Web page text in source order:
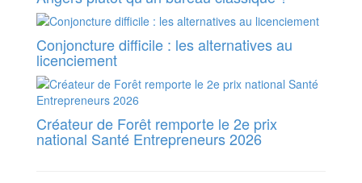
Conjoncture difficile : les alternatives au
licenciement
Créateur de Forêt remporte le 2e prix
national Santé Entrepreneurs 2026